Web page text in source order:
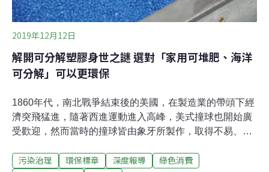
2019年12月12日
解開可分解塑膠身世之謎 選對「家用可堆肥、海洋
可分解」可以更環保
1860年代，南北戰爭結束後的美國，在製造業的帶頭下經
濟突飛猛進，隨著西進運動進入高峰，美式撞球也開始廣
受歡迎，然而當時的撞球皆由象牙所製作，取得不易、價
的替代材質，美國發明家John Wesley Hyatt，將硝酸纖維
污染治理 環保標章 深度報導
綠色消費